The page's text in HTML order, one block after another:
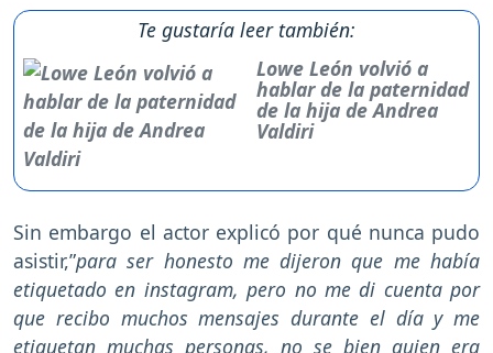
Te gustaría leer también:
Lowe León volvió a
hablar de la paternidad
de la hija de Andrea
Valdiri
Sin embargo el actor explicó por qué nunca pudo
asistir,”para ser honesto me dijeron que me había
etiquetado en instagram, pero no me di cuenta por
que recibo muchos mensajes durante el día y me
etiquetan muchas personas, no se bien quien era